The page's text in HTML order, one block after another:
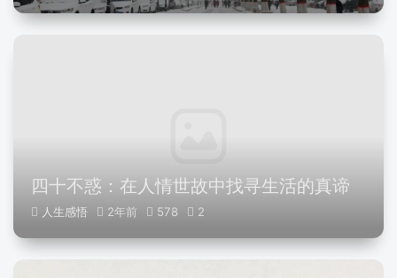
四十不惑：在人情世故中找寻生活的真谛
人生感悟 2年前 578 2